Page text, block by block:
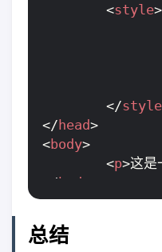
<style>
</style
</ head>
<body>
<p>这是
</body
</html>
总结